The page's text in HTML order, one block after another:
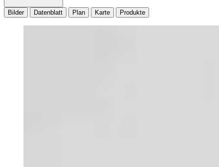
Bilder Datenblatt Plan Karte Produkte